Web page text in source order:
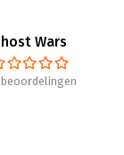
Wars